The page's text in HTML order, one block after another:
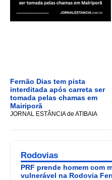
Fernão Dias tem pista
interditada após carreta ser
tomada pelas chamas em
Mairiporã
JORNAL ESTÂNCIA de ATIBAIA
Rodovias
PRF prende homem com
vulnerável na Rodovia